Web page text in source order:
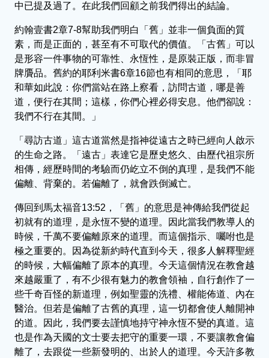
中已提及過了。在此我們回顧之前我們得出的結論。
約翰壹書2章7-8幫助我們明白「舊」並非一個負面的質
素，而是正面的，甚至有不可取代的價值。「古舊」可以
是形容一件事物的可靠性、永恆性，是原裝正版，而非冒
牌贗品。舊約的耶利米書6章16節也有相同的意思，「耶
和華如此說：你們當站在路上察看，訪問古道，哪是善
道，便行在其間；這樣，你們心裡必得安息。他們卻說：
我們不行在其間。」
「尋訪古道」這古道當然是指神從遠古之時已經向人啟示
的生命之路。「遠古」表達它是歷史悠久、由歷代祖宗所
相傳，經歷時間的考驗而仍屹立不倒的真理，是我們不能
偏離、背棄的。若偏離了，就會跌倒滅亡。
傳回到馬太福音13:52，「舊」的意思是神傳給我們從起
初就有的道理，是永恆不變的道理。因此當我們教導人的
時候，千萬不要偏離原來的道理。而這個指示、囑咐也是
極之重要的。因為從新約時代直到今天，很多人解釋聖經
的時候，大幅偏離了原本的真理。今天這個情況在教會越
來越嚴重了，有不少很有魅力的教會領袖，自行創作了一
些千奇百怪的新道理，例如聖靈的洗禮、權能佈道、內在
醫治。但若是偏離了古舊的真理，這一切都會使人離開神
的道。因此，我們要去謹慎地持守神永恆不變的真道。這
也是作為天國的文士要去把守的重要一環，不要讓教會偏
離了，去跟從一些新發明的、出於人的道理。今天許多教